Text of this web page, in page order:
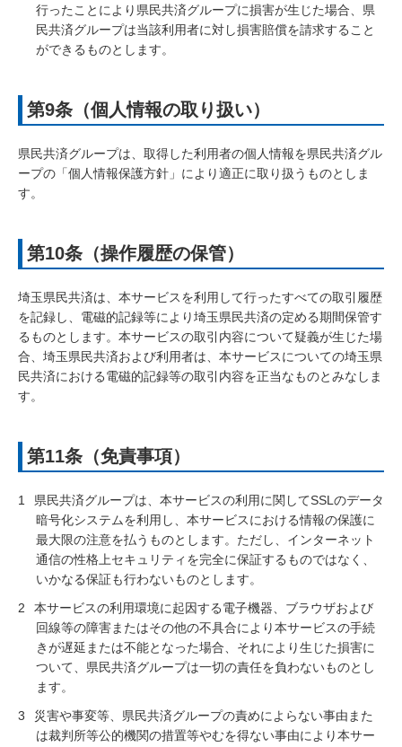
行ったことにより県民共済グループに損害が生じた場合、県
民共済グループは当該利用者に対し損害賠償を請求すること
ができるものとします。
第9条（個人情報の取り扱い）
県民共済グループは、取得した利用者の個人情報を県民共済グル
ープの「個人情報保護方針」により適正に取り扱うものとしま
す。
第10条（操作履歴の保管）
埼玉県民共済は、本サービスを利用して行ったすべての取引履歴
を記録し、電磁的記録等により埼玉県民共済の定める期間保管す
るものとします。本サービスの取引内容について疑義が生じた場
合、埼玉県民共済および利用者は、本サービスについての埼玉県
民共済における電磁的記録等の取引内容を正当なものとみなしま
す。
第11条（免責事項）
1
県民共済グループは、本サービスの利用に関してSSLのデータ
暗号化システムを利用し、本サービスにおける情報の保護に
最大限の注意を払うものとします。ただし、インターネット
通信の性格上セキュリティを完全に保証するものではなく、
いかなる保証も行わないものとします。
2
本サービスの利用環境に起因する電子機器、ブラウザおよび
回線等の障害またはその他の不具合により本サービスの手続
きが遅延または不能となった場合、それにより生じた損害に
ついて、県民共済グループは一切の責任を負わないものとし
ます。
3
災害や事変等、県民共済グループの責めによらない事由また
は裁判所等公的機関の措置等やむを得ない事由により本サー